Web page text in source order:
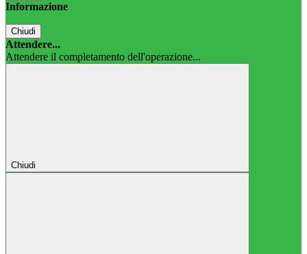
Informazione
Chiudi
Attendere...
Attendere il completamento dell'operazione...
Chiudi